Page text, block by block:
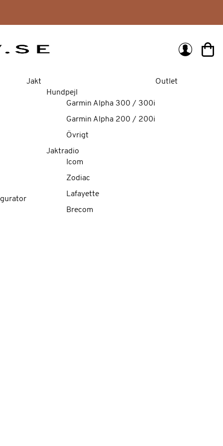
Jakt
Hundpejl
Garmin Alpha 300 / 300i
Garmin Alpha 200 / 200i
Övrigt
Jaktradio
Icom
Zodiac
Lafayette
Brecom
Outlet
Min